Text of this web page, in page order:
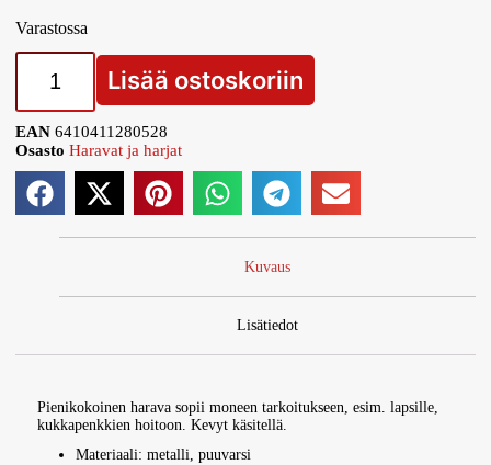
Varastossa
Lisää ostoskoriin
EAN6410411280528
Osasto Haravat ja harjat
Kuvaus
Lisätiedot
Pienikokoinen harava sopii moneen tarkoitukseen, esim. lapsille,
kukkapenkkien hoitoon. Kevyt käsitellä.
Materiaali: metalli, puuvarsi